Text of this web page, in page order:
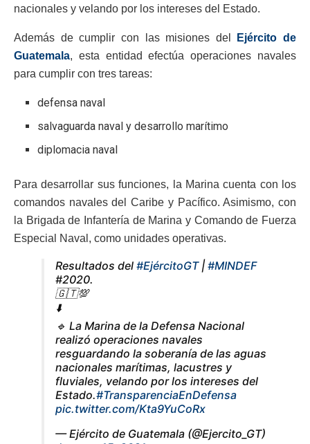
nacionales y velando por los intereses del Estado.
Además de cumplir con las misiones del
Ejército de
Guatemala, esta entidad efectúa operaciones navales
para cumplir con tres tareas:
defensa naval
salvaguarda naval y desarrollo marítimo
diplomacia naval
Para desarrollar sus funciones, la Marina cuenta con los
comandos navales del Caribe y Pacífico. Asimismo, con
la Brigada de Infantería de Marina y Comando de Fuerza
Especial Naval, como unidades operativas.
Resultados del #EjércitoGT| #MINDEF
#2020.
🇬🇹💯
⬇️
🔹 La Marina de la Defensa Nacional
realizó operaciones navales
resguardando la soberanía de las aguas
nacionales marítimas, lacustres y
fluviales, velando por los intereses del
Estado.#TransparenciaEnDefensa
pic.twitter.com/Kta9YuCoRx
— Ejército de Guatemala (@Ejercito_GT)